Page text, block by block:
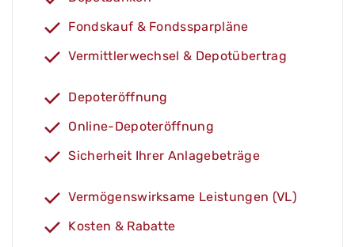
Fondskauf & Fondssparpläne
Vermittlerwechsel & Depotübertrag
Depoteröffnung
Online-Depoteröffnung
Sicherheit Ihrer Anlagebeträge
Vermögenswirksame Leistungen (VL)
Kosten & Rabatte